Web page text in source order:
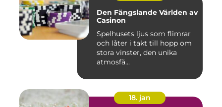
Den Fängslande Världen av
Casinon
Spelhusets ljus som flimrar
och låter i takt till hopp om
stora vinster, den unika
atmosfä...
18. jan